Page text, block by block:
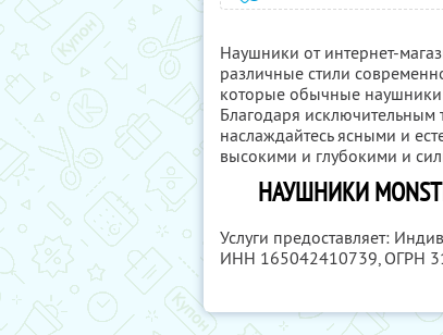
Наушники от интернет-
различные стили
которые обычные наушники
Благодаря
наслаждайтесь ясными и
высокими и глубокими и
НАУШНИКИ
Услуги предоставляет:
ИНН 165042410739, ОГРН